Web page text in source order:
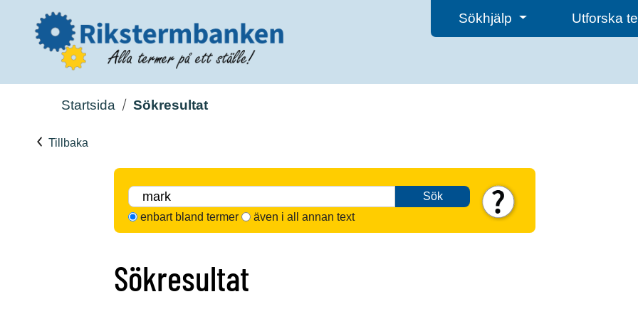
Sökhjälp Utforska
Startsida Sökresultat
Tillbaka
Sök
enbart bland termer
även i all annan text
Sökresultat